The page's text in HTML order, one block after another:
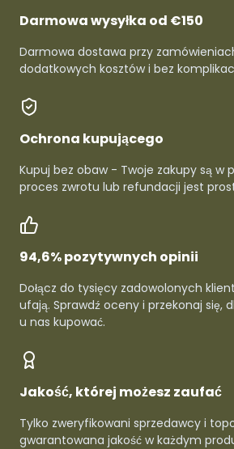
Darmowa wysyłka od €150
Darmowa dostawa przy
dodatkowych kosztów i bez
Ochrona kupującego
Kupuj bez obaw - Twoje zakupy są w
proces zwrotu lub refundacji jest
94,6% pozytywnych opinii
Dołącz do tysięcy zadowolonych
ufają. Sprawdź oceny i przekonaj się,
u nas kupować.
Jakość, której możesz zaufać
Tylko zweryfikowani sprzedawcy i
gwarantowana jakość w każdym